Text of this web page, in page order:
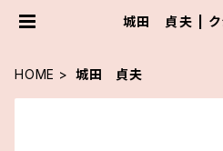
城田 貞夫 | ク
HOME 城田 貞夫